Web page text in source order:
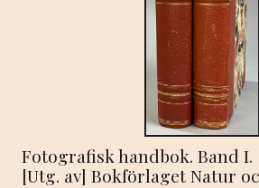
Fotografisk handbok. Band
[Utg. av] Bokförlaget Natur